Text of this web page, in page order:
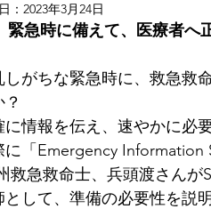
： 2023年3月24日
緊急時に備えて、医療者へ
しがちな緊急時に、救急救
に情報を伝え、速やかに必
に「Emergency Information
救急救命士、兵頭渡さんが
として、準備の必要性を説